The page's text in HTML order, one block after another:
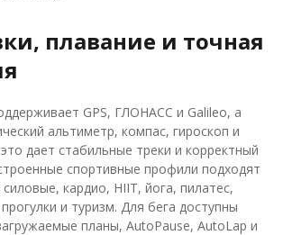
плавание и точная
GPS, ГЛОНАСС и Galileo, а
альтиметр, компас, гироскоп и
дает стабильные треки и корректный
спортивные профили подходят
кардио, HIIT, йога, пилатес,
и туризм. Для бега доступны
планы, AutoPause, AutoLap и